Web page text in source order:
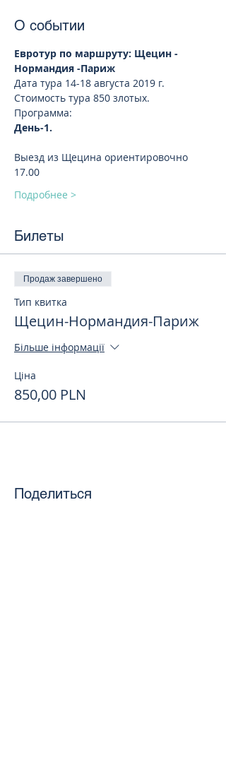
О событии
Евротур по маршруту: Щецин -
Нормандия -Париж
Стоимость тура 850 злотых.
Выезд из Щецина ориентировочно
17.00
Подробнее >
Билеты
Продаж завершено
Тип квитка
Щецин-Нормандия-Париж
Більше інформації
Ціна
850,00 PLN
Поделиться